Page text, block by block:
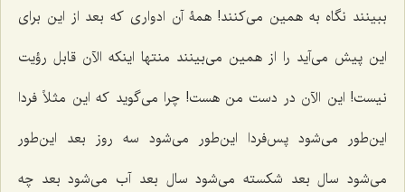
ببینند نگاه به همین می‌کنند! همۀ آن ادواری که بعد از این برای
این پیش می‌آید را از همین می‌بینند منتها اینکه الآن قابل رؤیت
نیست! این الآن در دست من هست! چرا می‌گوید که این مثلاً فردا
این‌طور می‌شود پس‌فردا این‌طور می‌شود سه روز بعد این‌طور
می‌شود سال بعد شکسته می‌شود سال بعد آب می‌شود بعد چه